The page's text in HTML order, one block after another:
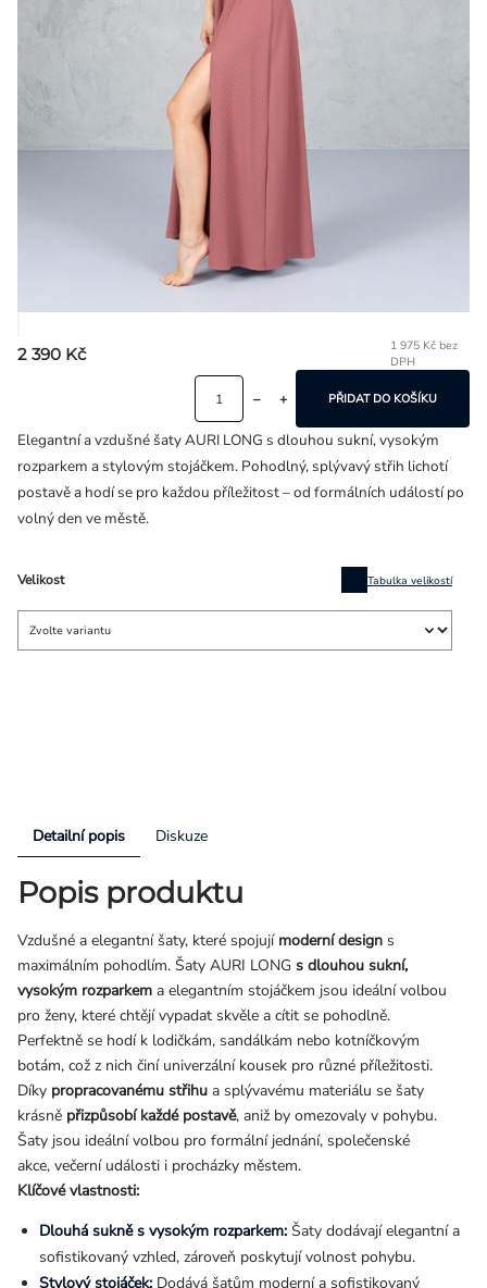
Přihlášení
2 390 Kč
1 975 Kč bez
DPH
Velikost Tabulka velikostí
PŘIDAT DO KOŠÍKU
Elegantní a vzdušné šaty AURI LONG s dlouhou sukní, vysokým
rozparkem a stylovým stojáčkem. Pohodlný, splývavý střih lichotí
postavě a hodí se pro každou příležitost – od formálních událostí po
volný den ve městě.
Detailní popis Diskuze
Popis produktu
Vzdušné a elegantní šaty, které spojují moderní design s
maximálním pohodlím. Šaty AURI LONG s dlouhou sukní,
vysokým rozparkem a elegantním stojáčkem jsou ideální volbou
pro ženy, které chtějí vypadat skvěle a cítit se pohodlně.
Perfektně se hodí k lodičkám, sandálkám nebo kotníčkovým
botám, což z nich činí univerzální kousek pro různé příležitosti.
Díky propracovanému střihu a splývavému materiálu se šaty
krásně přizpůsobí každé postavě, aniž by omezovaly v pohybu.
Šaty jsou ideální volbou pro formální jednání, společenské
akce, večerní události i procházky městem.
Klíčové vlastnosti:
Dlouhá sukně s vysokým rozparkem: Šaty dodávají elegantní a
sofistikovaný vzhled, zároveň poskytují volnost pohybu.
Stylový stojáček: Dodává šatům moderní a sofistikovaný